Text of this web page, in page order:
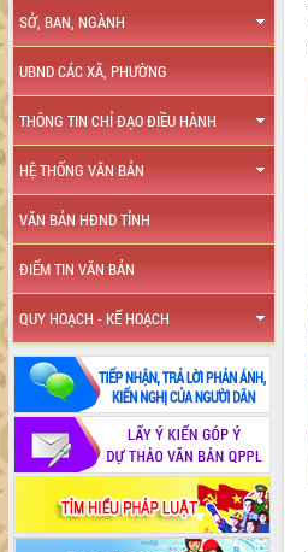
SỞ, BAN, NGÀNH
UBND CÁC XÃ, PHƯỜNG
THÔNG TIN CHỈ ĐẠO ĐIỀU HÀNH
HỆ THỐNG VĂN BẢN
VĂN BẢN HĐND TỈNH
ĐIỂM TIN VĂN BẢN
QUY HOẠCH - KẾ HOẠCH